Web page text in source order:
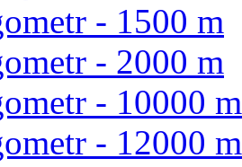
- 1500 m
- 2000 m
- 10000 m
- 12000 m